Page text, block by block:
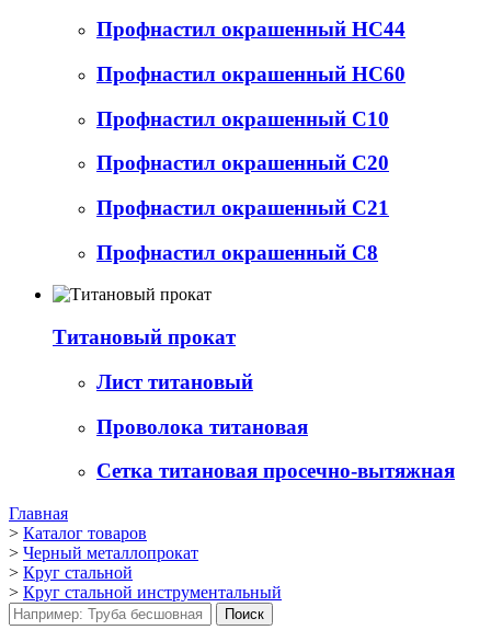
Профнастил окрашенный НС44
Профнастил окрашенный НС60
Профнастил окрашенный С10
Профнастил окрашенный С20
Профнастил окрашенный С21
Профнастил окрашенный С8
Титановый прокат
Лист титановый
Проволока титановая
Сетка титановая просечно-вытяжная
Главная
> Каталог товаров
> Черный металлопрокат
> Круг стальной
> Круг стальной инструментальный